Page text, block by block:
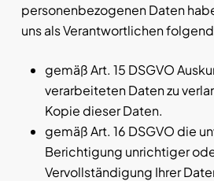
personenbezogenen Daten
uns als Verantwortlichen
gemäß Art. 15 DSGVO
verarbeiteten Daten zu
Kopie dieser Daten.
gemäß Art. 16 DSGVO die
Berichtigung unrichtiger
Vervollständigung Ihrer